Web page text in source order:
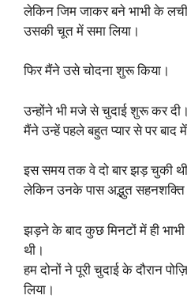
लेकिन जिम जाकर बने भाभी के
उसकी चूत में समा लिया।
फिर मैंने उसे चोदना शुरू किया।
उन्होंने भी मजे से चुदाई शुरू कर दी।
मैंने उन्हें पहले बहुत प्यार से पर बाद
इस समय तक वे दो बार झड़ चुकी
लेकिन उनके पास अद्भुत सहनशक्ति
झड़ने के बाद कुछ मिनटों में ही
थी।
हम दोनों ने पूरी चुदाई के दौरान
लिया।